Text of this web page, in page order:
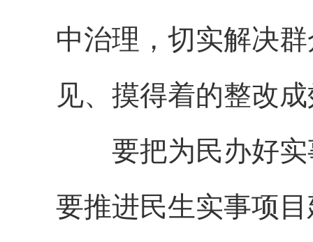
中治理，切实解决
见、摸得着的整改
要把为民办好
要推进民生实事项